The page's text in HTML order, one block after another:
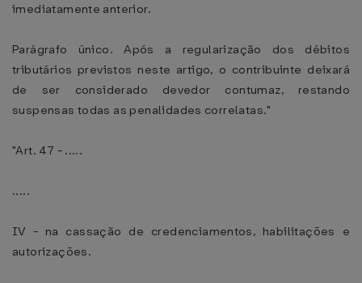
imediatamente anterior.
Parágrafo único. Após a regularização dos débitos
tributários previstos neste artigo, o contribuinte deixará
de ser considerado devedor contumaz, restando
suspensas todas as penalidades correlatas."
"Art. 47 - .....
.....
IV - na cassação de credenciamentos, habilitações e
autorizações.